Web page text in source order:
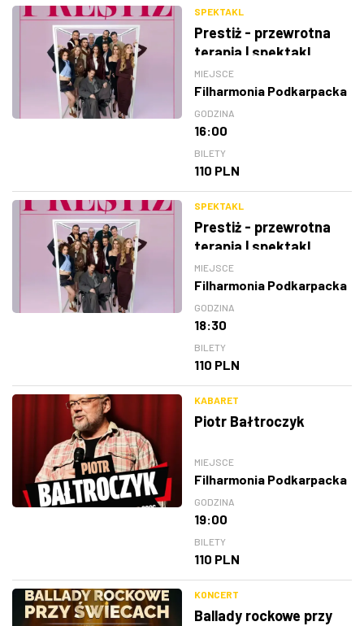
SPEKTAKL
Prestiż - przewrotna
terapia | spektakl
MIEJSCE
Filharmonia Podkarpacka
GODZINA
16:00
BILETY
110 PLN
SPEKTAKL
Prestiż - przewrotna
terapia | spektakl
MIEJSCE
Filharmonia Podkarpacka
GODZINA
18:30
BILETY
110 PLN
KABARET
Piotr Bałtroczyk
MIEJSCE
Filharmonia Podkarpacka
GODZINA
19:00
BILETY
110 PLN
KONCERT
Ballady rockowe przy